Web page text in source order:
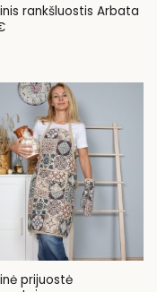
rankšluostis Arbata
prijuostė